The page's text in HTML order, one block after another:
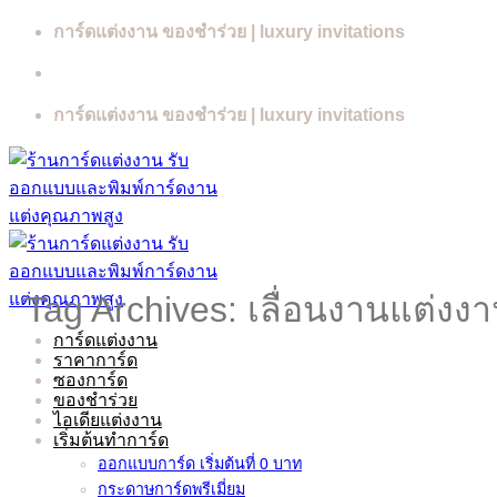
Skip
การ์ดแต่งงาน ของชำร่วย | luxury invitations
การ์ดแต่งงาน ของชำร่วย | luxury invitations
การ์ดแต่งงาน
ราคาการ์ด
ซองการ์ด
ของชำร่วย
ไอเดียแต่งงาน
เริ่มต้นทำการ์ด
ออกแบบการ์ด เริ่มต้นที่ 0 บาท
กระดาษการ์ดพรีเมี่ยม
Tag Archives: เลื่อนงานแต่งง